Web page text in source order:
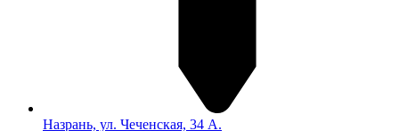
Назрань, ул. Чеченская, 34 А.